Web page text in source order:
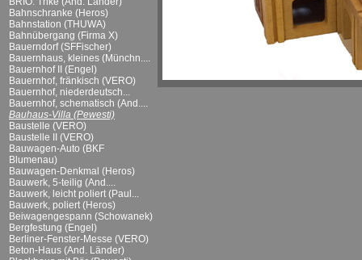
Bahnschranke (Heros)
Bahnstation (THUWA)
Bahnübergang (Firma X)
Bauerndorf (SFFischer)
Bauernhaus, kleines (Münchn....
Bauernhof II (Engel)
Bauernhof, fränkisch (VERO)
Bauernhof, niederdeutsch...
Bauernhof, schematisch (And....
Bauhaus-Villa (Pewesti)
Baustelle (VERO)
Baustelle II (VERO)
Bauwagen-Auto (BKF
Blumenau)
Bauwagen-Denkmal (Heros)
Bauwerk, 5-teilig (And....
Bauwerk, leicht poliert (Paul...
Bauwerk, poliert (Heros)
Beiwagengespann (Schowanek)
Bergfestung (Engel)
Berliner-Fenster-Messe (VERO)
Beton-Haus (And. Länder)